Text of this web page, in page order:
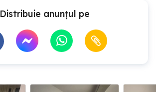
Distribuie anunțul pe